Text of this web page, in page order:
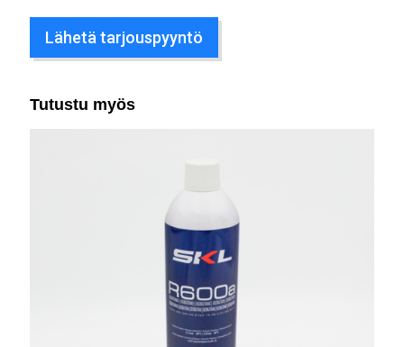
Lähetä tarjouspyyntö
Tutustu myös